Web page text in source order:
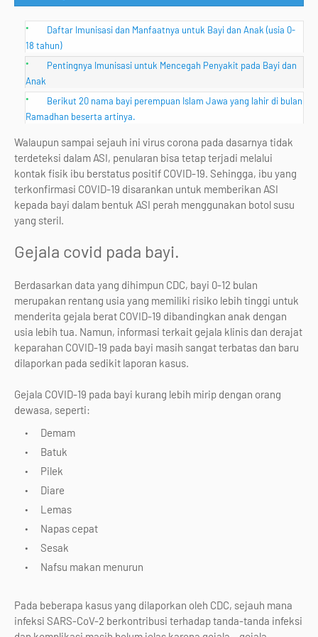
Daftar Imunisasi dan Manfaatnya untuk Bayi dan Anak (usia 0-
18 tahun)
Pentingnya Imunisasi untuk Mencegah Penyakit pada Bayi dan
Anak
Berikut 20 nama bayi perempuan Islam Jawa yang lahir di bulan
Ramadhan beserta artinya.
Walaupun sampai sejauh ini virus corona pada dasarnya tidak
terdeteksi dalam ASI, penularan bisa tetap terjadi melalui
kontak fisik ibu berstatus positif COVID-19. Sehingga, ibu yang
terkonfirmasi COVID-19 disarankan untuk memberikan ASI
kepada bayi dalam bentuk ASI perah menggunakan botol susu
yang steril.
Gejala covid pada bayi.
Berdasarkan data yang dihimpun CDC, bayi 0-12 bulan
merupakan rentang usia yang memiliki risiko lebih tinggi untuk
menderita gejala berat COVID-19 dibandingkan anak dengan
usia lebih tua. Namun, informasi terkait gejala klinis dan derajat
keparahan COVID-19 pada bayi masih sangat terbatas dan baru
dilaporkan pada sedikit laporan kasus.
Gejala COVID-19 pada bayi kurang lebih mirip dengan orang
dewasa, seperti:
Demam
Batuk
Pilek
Diare
Lemas
Napas cepat
Sesak
Nafsu makan menurun
Pada beberapa kasus yang dilaporkan oleh CDC, sejauh mana
infeksi SARS-CoV-2 berkontribusi terhadap tanda-tanda infeksi